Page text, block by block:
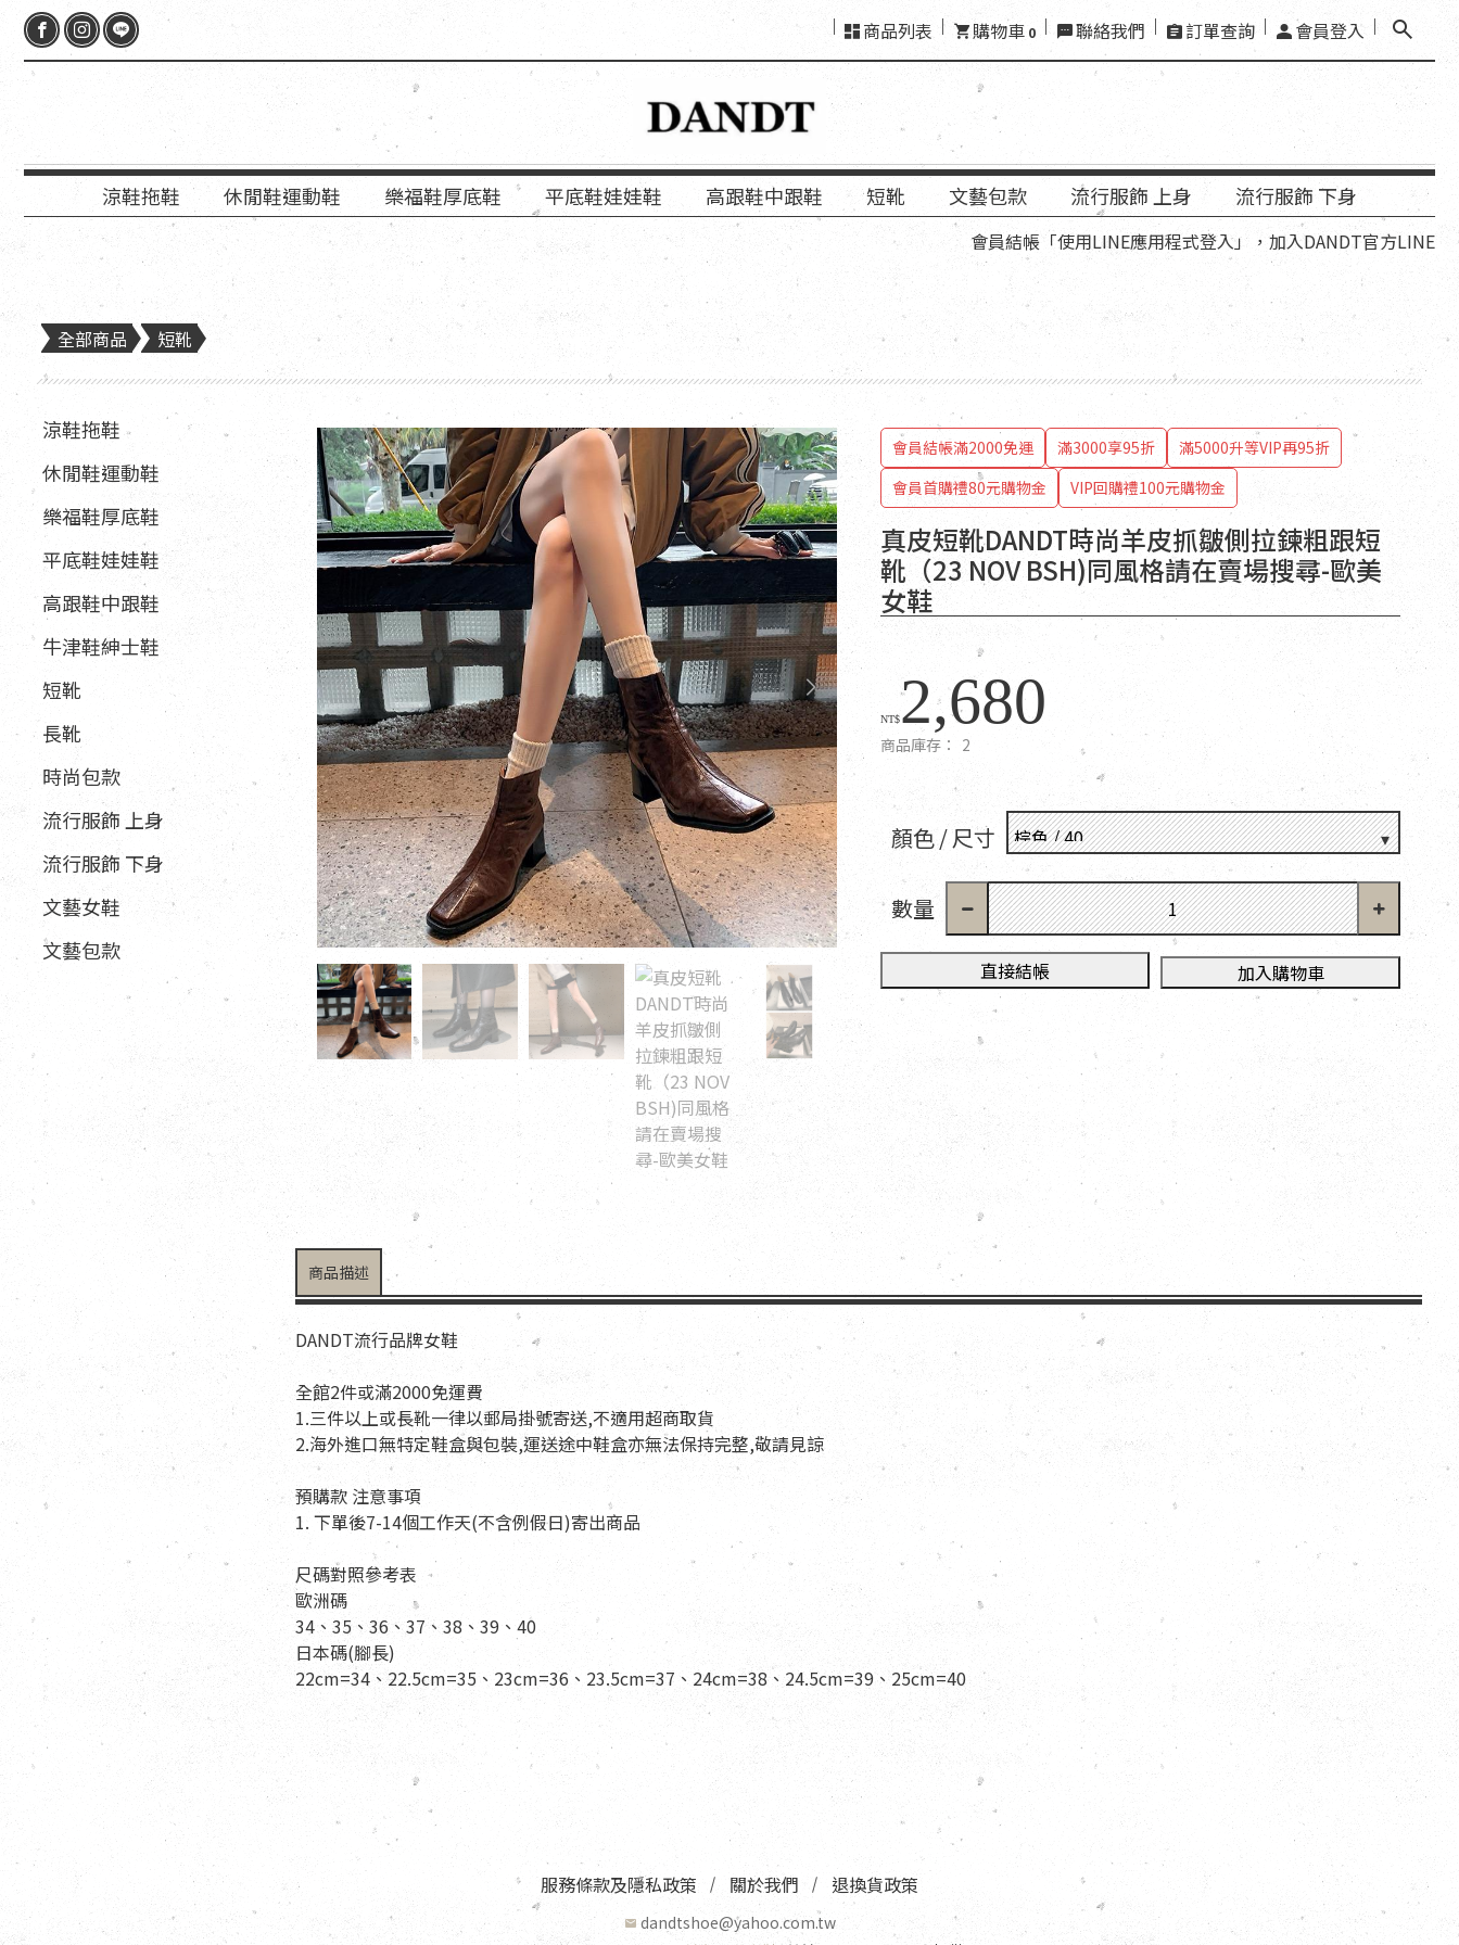
商品列表 購物車 0 聯絡我們 訂單查詢 會員登入
涼鞋拖鞋 休閒鞋運動鞋 樂福鞋厚底鞋 平底鞋娃娃鞋 高跟鞋中跟鞋 短靴 文藝包款 流行服飾 上身 流行服飾 下身
會員結帳「使用LINE應用程式登入」，加入DANDT官方LINE好友，再領優
全部商品 短靴
涼鞋拖鞋
休閒鞋運動鞋
樂福鞋厚底鞋
平底鞋娃娃鞋
高跟鞋中跟鞋
牛津鞋紳士鞋
短靴
長靴
時尚包款
流行服飾 上身
流行服飾 下身
文藝女鞋
文藝包款
真皮短靴DANDT時尚羊皮抓皺側拉鍊粗跟短
靴（23 NOV BSH)同風格請在賣場搜尋-歐美
女鞋
會員結帳滿2000免運 滿3000享95折
滿5000升等VIP再95折
會員首購禮80元購物金
VIP回購禮100元購物金
NT$2,680
商品庫存： 2
顏色 / 尺寸
數量
直接結帳 加入購物車
商品描述
DANDT流行品牌女鞋
全館2件或滿2000免運費
1.三件以上或長靴一律以郵局掛號寄送,不適用超商取貨
2.海外進口無特定鞋盒與包裝,運送途中鞋盒亦無法保持完整,敬請見諒
預購款 注意事項
1. 下單後7-14個工作天(不含例假日)寄出商品
尺碼對照參考表
歐洲碼
34、35、36、37、38、39、40
日本碼(腳長)
22cm=34、22.5cm=35、23cm=36、23.5cm=37、24cm=38、24.5cm=39、25cm=40
服務條款及隱私政策 關於我們 退換貨政策
dandtshoe@yahoo.com.tw